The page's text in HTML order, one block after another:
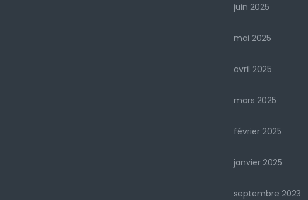
juin 2025
mai 2025
avril 2025
mars 2025
février 2025
janvier 2025
septembre 2023